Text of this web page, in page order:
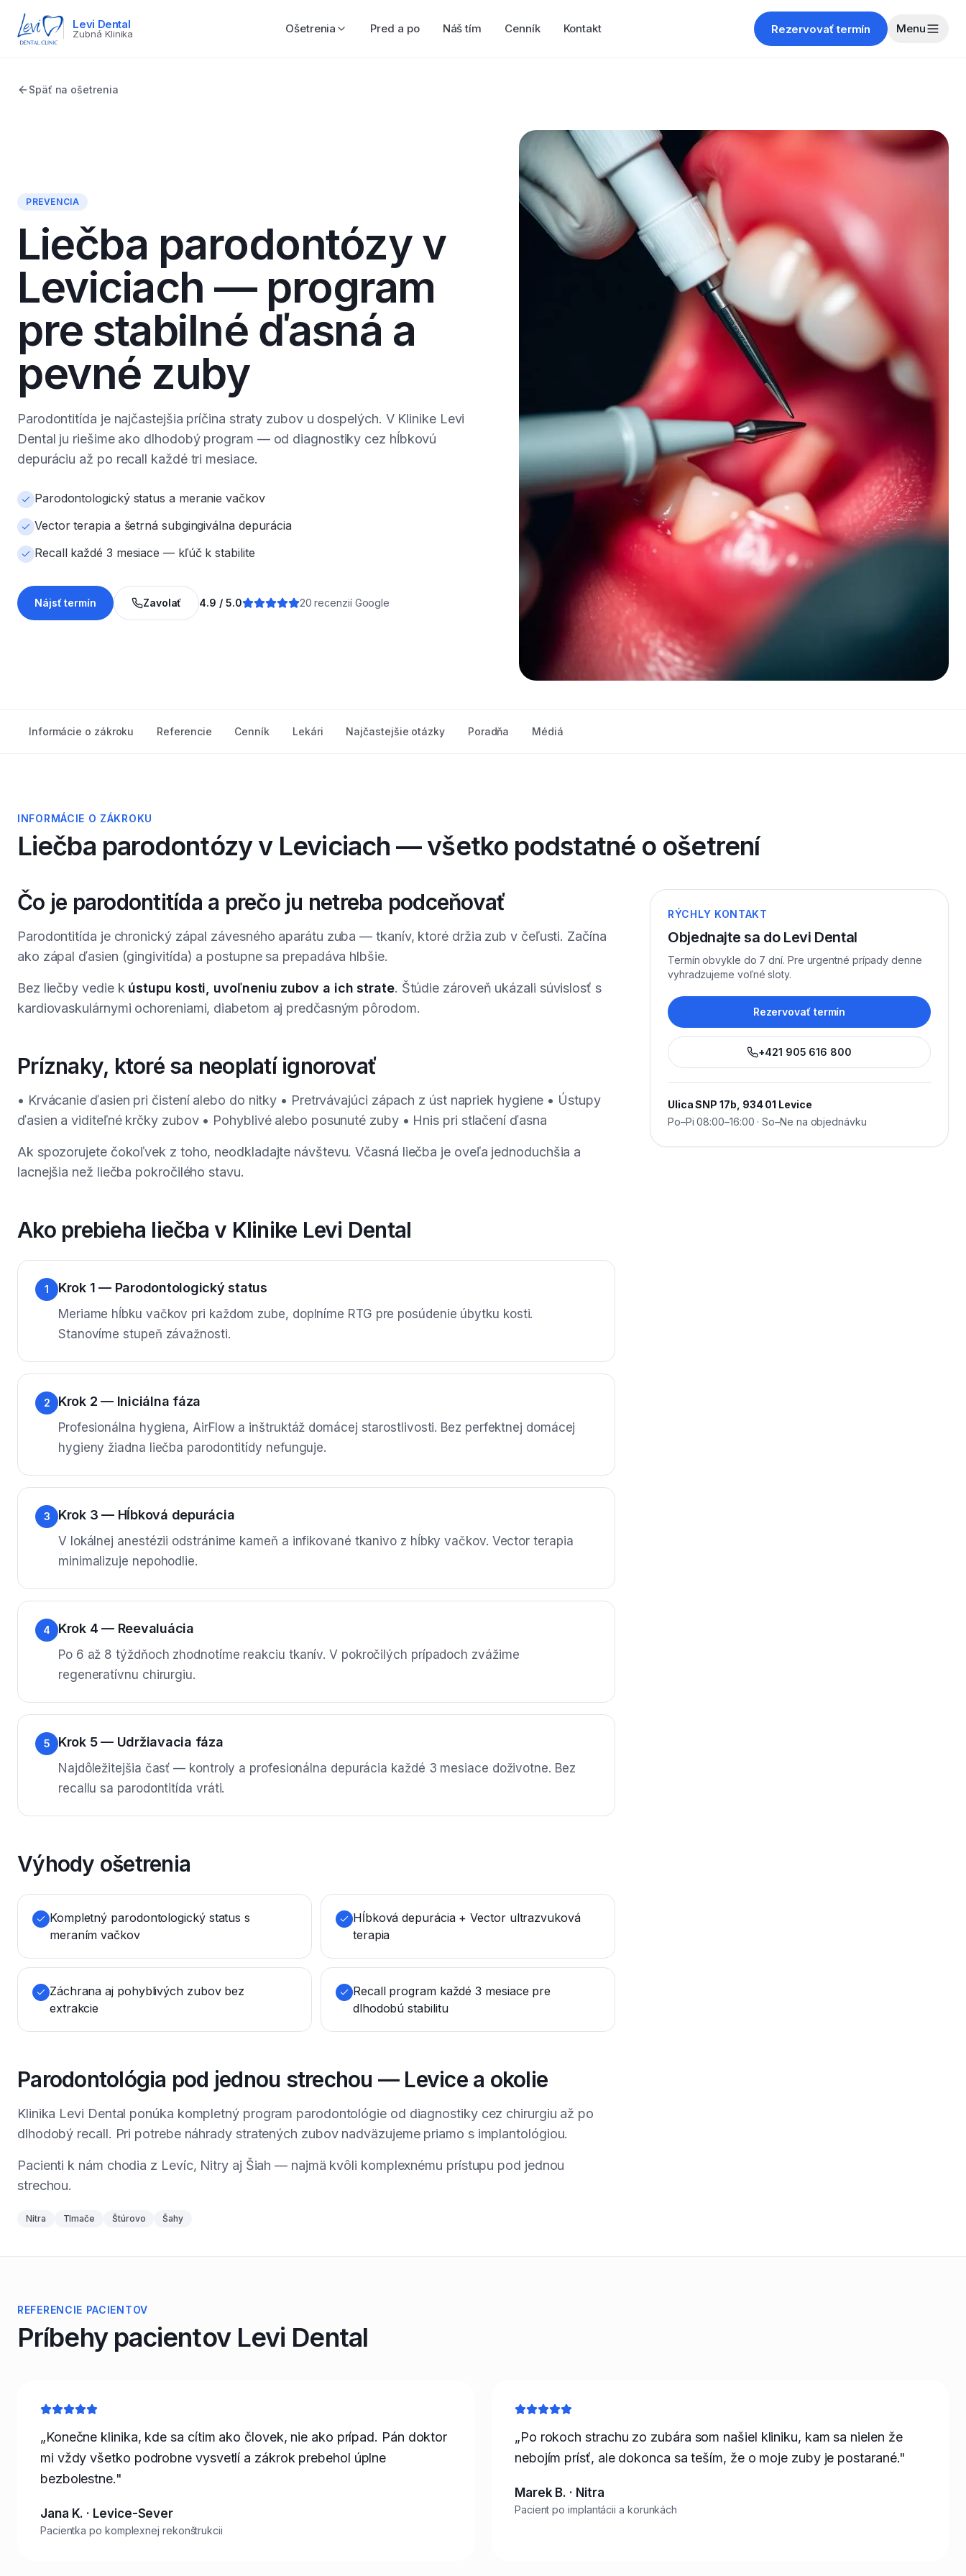
Levi Dental
Zubná Klinika Ošetrenia Pred a po Náš tím Cenník Kontakt Rezervovať termín Menu
Späť na ošetrenia
PREVENCIA
Liečba parodontózy v
Leviciach — program
pre stabilné ďasná a
pevné zuby
Parodontitída je najčastejšia príčina straty zubov u dospelých. V Klinike Levi
Dental ju riešime ako dlhodobý program — od diagnostiky cez hĺbkovú
depuráciu až po recall každé tri mesiace.
Parodontologický status a meranie vačkov
Vector terapia a šetrná subgingiválna depurácia
Recall každé 3 mesiace — kľúč k stabilite
Nájsť termín Zavolať 4.9 / 5.0 20 recenzií Google
Informácie o zákroku Referencie Cenník Lekári Najčastejšie otázky Poradňa Médiá
INFORMÁCIE O ZÁKROKU
Liečba parodontózyv Leviciach — všetko podstatné o ošetrení
Čo je parodontitída a prečo ju netreba podceňovať
Parodontitída je chronický zápal závesného aparátu zuba — tkanív, ktoré držia zub v čeľusti. Začína
ako zápal ďasien (gingivitída) a postupne sa prepadáva hlbšie.
Bez liečby vedie k ústupu kosti, uvoľneniu zubov a ich strate. Štúdie zároveň ukázali súvislosť s
kardiovaskulárnymi ochoreniami, diabetom aj predčasným pôrodom.
Príznaky, ktoré sa neoplatí ignorovať
• Krvácanie ďasien pri čistení alebo do nitky • Pretrvávajúci zápach z úst napriek hygiene • Ústupy
ďasien a viditeľné krčky zubov • Pohyblivé alebo posunuté zuby • Hnis pri stlačení ďasna
Ak spozorujete čokoľvek z toho, neodkladajte návštevu. Včasná liečba je oveľa jednoduchšia a
lacnejšia než liečba pokročilého stavu.
Ako prebieha liečba v Klinike Levi Dental
1 Krok 1 — Parodontologický status
Meriame hĺbku vačkov pri každom zube, doplníme RTG pre posúdenie úbytku kosti.
Stanovíme stupeň závažnosti.
2 Krok 2 — Iniciálna fáza
Profesionálna hygiena, AirFlow a inštruktáž domácej starostlivosti. Bez perfektnej domácej
hygieny žiadna liečba parodontitídy nefunguje.
3 Krok 3 — Hĺbková depurácia
V lokálnej anestézii odstránime kameň a infikované tkanivo z hĺbky vačkov. Vector terapia
minimalizuje nepohodlie.
4 Krok 4 — Reevaluácia
Po 6 až 8 týždňoch zhodnotíme reakciu tkanív. V pokročilých prípadoch zvážime
regeneratívnu chirurgiu.
5 Krok 5 — Udržiavacia fáza
Najdôležitejšia časť — kontroly a profesionálna depurácia každé 3 mesiace doživotne. Bez
recallu sa parodontitída vráti.
Výhody ošetrenia
Kompletný parodontologický status s
meraním vačkov
Hĺbková depurácia + Vector ultrazvuková
terapia
Záchrana aj pohyblivých zubov bez
extrakcie
Recall program každé 3 mesiace pre
dlhodobú stabilitu
Parodontológia pod jednou strechou — Levice a okolie
Klinika Levi Dental ponúka kompletný program parodontológie od diagnostiky cez chirurgiu až po
dlhodobý recall. Pri potrebe náhrady stratených zubov nadväzujeme priamo s implantológiou.
Pacienti k nám chodia z Levíc, Nitry aj Šiah — najmä kvôli komplexnému prístupu pod jednou
strechou.
Nitra Tlmače Štúrovo Šahy
RÝCHLY KONTAKT
Objednajte sa do Levi Dental
Termín obvykle do 7 dní. Pre urgentné prípady denne
vyhradzujeme voľné sloty.
Rezervovať termín
+421 905 616 800
Ulica SNP 17b, 934 01 Levice
Po–Pi 08:00–16:00 · So–Ne na objednávku
REFERENCIE PACIENTOV
Príbehy pacientov Levi Dental
„Konečne klinika, kde sa cítim ako človek, nie ako prípad. Pán doktor
mi vždy všetko podrobne vysvetlí a zákrok prebehol úplne
bezbolestne."
Jana K. · Levice-Sever
Pacientka po komplexnej rekonštrukcii
„Po rokoch strachu zo zubára som našiel kliniku, kam sa nielen že
nebojím prísť, ale dokonca sa teším, že o moje zuby je postarané."
Marek B. · Nitra
Pacient po implantácii a korunkách